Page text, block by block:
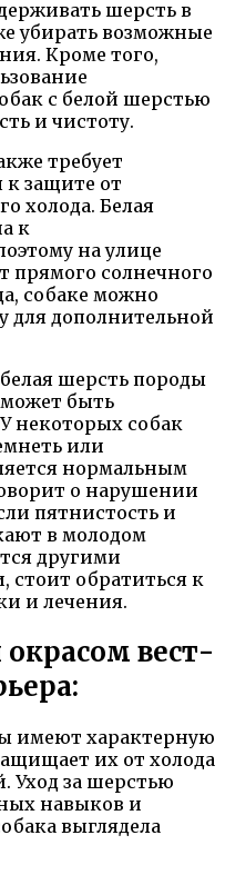
шерсть в
убирать возможные
Кроме того,
с белой шерстью
и чистоту.
требует
защите от
холода. Белая
к
на улице
прямого солнечного
собаке можно
для дополнительной
шерсть породы
быть
некоторых собак
или
нормальным
о нарушении
пятнистость и
в молодом
другими
обратиться к
и лечения.
вест-
имеют характерную
их от холода
Уход за шерстью
навыков и
выглядела